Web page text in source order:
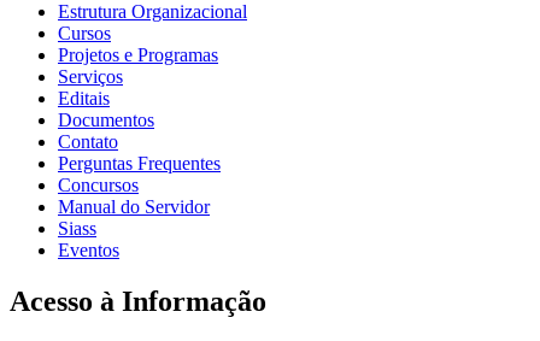
Estrutura Organizacional
Cursos
Projetos e Programas
Serviços
Editais
Documentos
Contato
Perguntas Frequentes
Concursos
Manual do Servidor
Siass
Eventos
Acesso à Informação